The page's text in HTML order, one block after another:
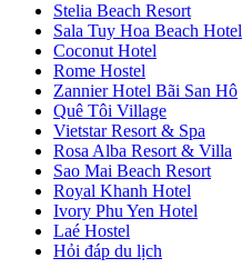
Stelia Beach Resort
Sala Tuy Hoa Beach Hotel
Coconut Hotel
Rome Hostel
Zannier Hotel Bãi San Hô
Quê Tôi Village
Vietstar Resort & Spa
Rosa Alba Resort & Villa
Sao Mai Beach Resort
Royal Khanh Hotel
Ivory Phu Yen Hotel
Laé Hostel
Hỏi đáp du lịch